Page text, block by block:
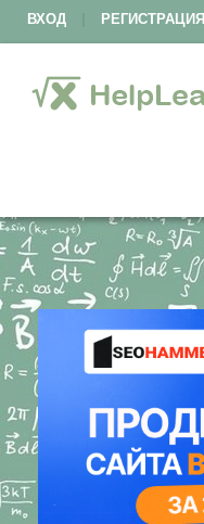
ВХОД РЕГИСТРАЦИЯ